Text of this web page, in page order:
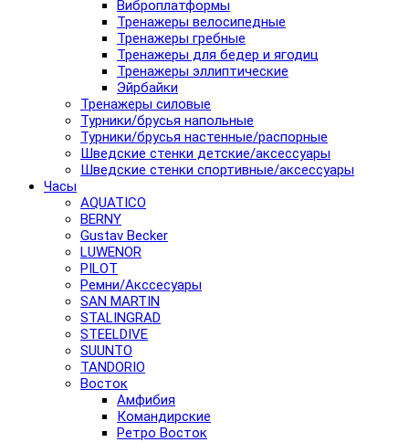
Виброплатформы
Тренажеры велосипедные
Тренажеры гребные
Тренажеры для бедер и ягодиц
Тренажеры эллиптические
Эйрбайки
Тренажеры силовые
Турники/брусья напольные
Турники/брусья настенные/распорные
Шведские стенки детские/аксессуары
Шведские стенки спортивные/аксессуары
Часы
AQUATICO
BERNY
Gustav Becker
LUWENOR
PILOT
Pемни/Акссесуары
SAN MARTIN
STALINGRAD
STEELDIVE
SUUNTO
TANDORIO
Восток
Амфибия
Командирские
Ретро Восток